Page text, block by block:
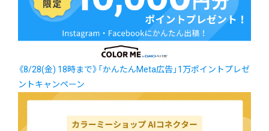
《8/28(金) 18時まで》「かんたんMeta広告」1万ポイントプレゼ
ントキャンペーン